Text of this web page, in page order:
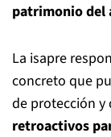
patrimonio del
La isapre
concreto que
de protección y
retroactivos